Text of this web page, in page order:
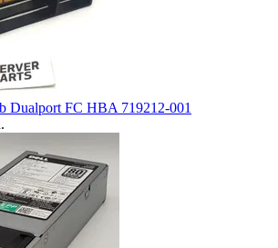
Dualport FC HBA 719212-001
.